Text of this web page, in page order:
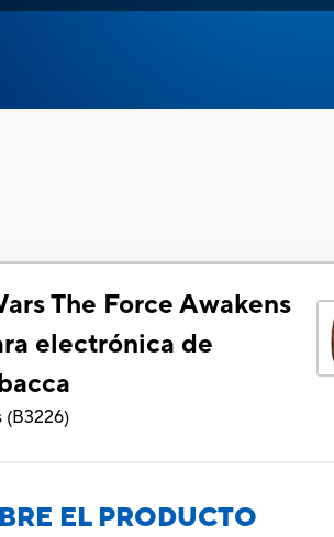
The Force Awakens
electrónica de
(B3226)
EL PRODUCTO